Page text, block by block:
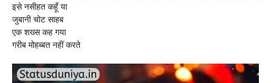
इसे नसीहत कहूँ या
जुबानी चोट साहब
एक शख्स कह गया
गरीब मोहब्बत नहीं करते